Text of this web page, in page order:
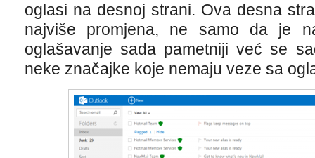
oglasi na desnoj strani. Ova desna
najviše promjena, ne samo da je
oglašavanje sada pametniji već se
neke značajke koje nemaju veze sa